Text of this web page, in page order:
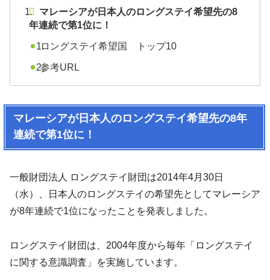
マレーシアが日本人のロングステイ希望先の8
年連続で第1位に！
ロングステイ希望国 トップ10
参考URL
マレーシアが日本人のロングステイ希望先の8年
連続で第1位に！
一般財団法人 ロングステイ財団は2014年4月30日
（水）、日本人のロングステイの希望先としてマレーシア
が8年連続で1位になったことを発表しました。
ロングステイ財団は、2004年度から毎年「ロングステイ
に関する意識調査」を実施しています。